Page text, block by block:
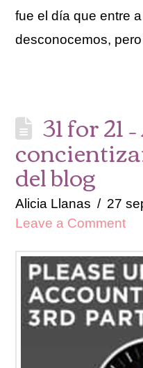
fue el día que entre
desconocemos,
31 for 21
del blog
Alicia Llanas 27
Leave a Comment